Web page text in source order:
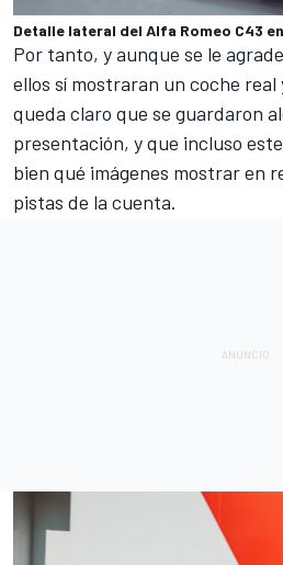
Detalle lateral del Alfa Romeo C43
Por tanto, y aunque se le
ellos sí mostraran un coche real
queda claro que se guardaron
presentación, y que incluso
bien qué imágenes mostrar en
pistas de la cuenta.